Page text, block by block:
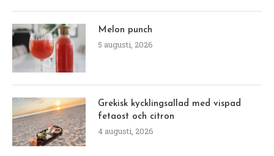
Melon punch
5 augusti, 2026
Grekisk kycklingsallad med vispad
fetaost och citron
4 augusti, 2026